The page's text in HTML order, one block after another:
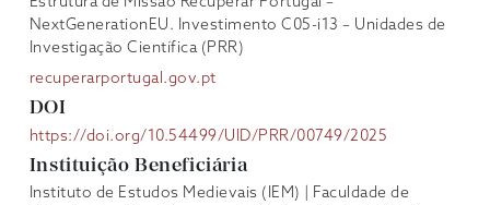
NextGenerationEU. Investimento C05-i13 – Unidades de
Investigação Científica (PRR)
recuperarportugal.gov.pt
DOI
https://doi.org/10.54499/UID/PRR/00749/2025
Instituição Beneficiária
Instituto de Estudos Medievais (IEM) | Faculdade de